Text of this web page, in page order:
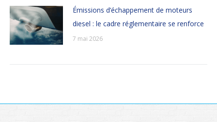
Émissions d’échappement de moteurs
diesel : le cadre réglementaire se renforce
7 mai 2026